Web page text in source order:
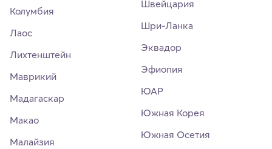
Колумбия
Лаос
Лихтенштейн
Маврикий
Мадагаскар
Макао
Малайзия
Швейцария
Шри-Ланка
Эквадор
Эфиопия
ЮАР
Южная Корея
Южная Осетия